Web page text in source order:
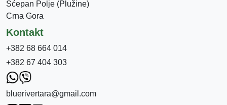
Šćepan Polje (Plužine)
Crna Gora
Kontakt
+382 68 664 014
+382 67 404 303
bluerivertara@gmail.com